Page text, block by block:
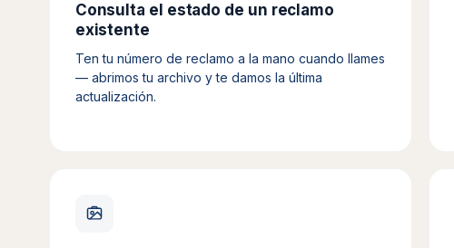
Consulta el estado de un reclamo
existente
Ten tu número de reclamo a la mano cuando llames
— abrimos tu archivo y te damos la última
actualización.